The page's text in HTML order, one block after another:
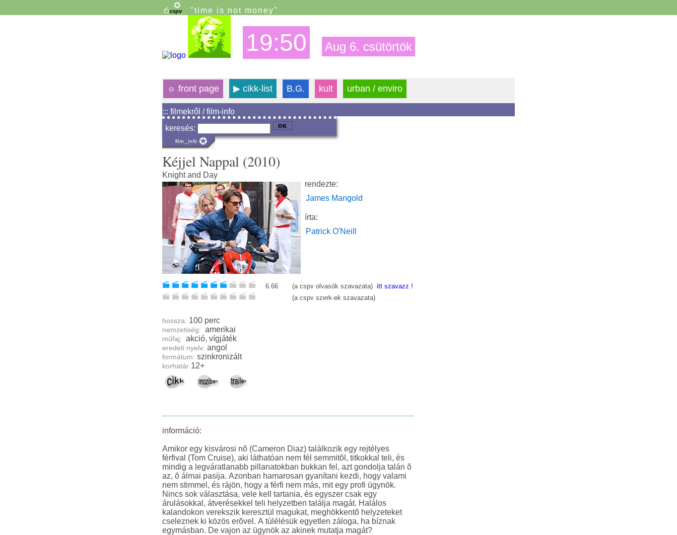
"time is not money"
19:50 Aug 6. csütörtök
☼ front page ▶ cikk-list B.G. kult urban / enviro
::: filmekről / film-info
keresés:
Kéjjel Nappal (2010)
Knight and Day
rendezte:
James Mangold
írta:
Patrick O'Neill
6.66 (a cspv olvasók szavazata) itt szavazz !
(a cspv szerk-ek szavazata)
hossza: 100 perc
nemzetiség: amerikai
műfaj: akció, vígjáték
eredeti nyelv: angol
formátum: szinkronizált
korhatár 12+
információ:
Amikor egy kisvárosi nõ (Cameron Diaz) találkozik egy rejtélyes
férfival (Tom Cruise), aki láthatóan nem fél semmitõl, titkokkal teli, és
mindig a legváratlanabb pillanatokban bukkan fel, azt gondolja talán õ
az, õ álmai pasija. Azonban hamarosan gyanítani kezdi, hogy valami
nem stimmel, és rájön, hogy a férfi nem más, mit egy profi ügynök.
Nincs sok választása, vele kell tartania, és egyszer csak egy
árulásokkal, átverésekkel teli helyzetben találja magát. Halálos
kalandokon verekszik keresztül magukat, meghökkentõ helyzeteket
cseleznek ki közös erõvel. A túlélésük egyetlen záloga, ha bíznak
egymásban. De vajon az ügynök az akinek mutatja magát?